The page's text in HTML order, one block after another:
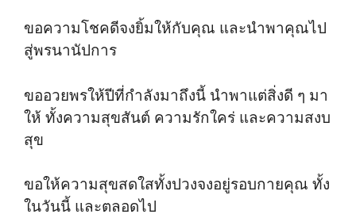
ขอความโชคดีจงยิ้มให้กับคุณ และนำพาคุณไป
สู่พรนานัปการ
ขออวยพรให้ปีที่กำลังมาถึงนี้ นำพาแต่สิ่งดี ๆ มา
ให้ ทั้งความสุขสันต์ ความรักใคร่ และความสงบ
สุข
ขอให้ความสุขสดใสทั้งปวงจงอยู่รอบกายคุณ ทั้ง
ในวันนี้ และตลอดไป